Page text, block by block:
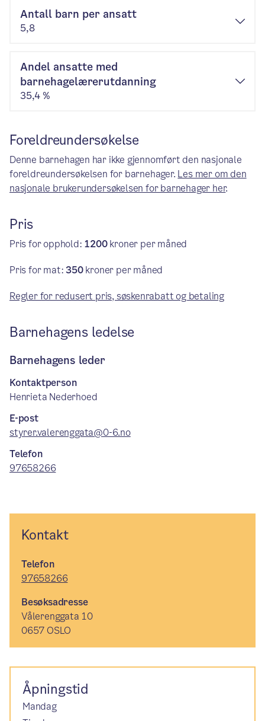
Antall barn per ansatt
5,8
Andel ansatte med
barnehagelærerutdanning
35,4 %
Foreldreundersøkelse
Denne barnehagen har ikke gjennomført den nasjonale
foreldreundersøkelsen for barnehager. Les mer om den
nasjonale brukerundersøkelsen for barnehager her.
Pris
Pris for opphold: 1200kroner per måned
Pris for mat:350kroner per måned
Regler for redusert pris, søskenrabatt og betaling
Barnehagens ledelse
Barnehagens leder
Kontaktperson
Henrieta Nederhoed
E-post
styrer.valerenggata@0-6.no
Telefon
97658266
Kontakt
Telefon
97658266
Besøksadresse
Vålerenggata 10
0657 OSLO
Åpningstid
Mandag